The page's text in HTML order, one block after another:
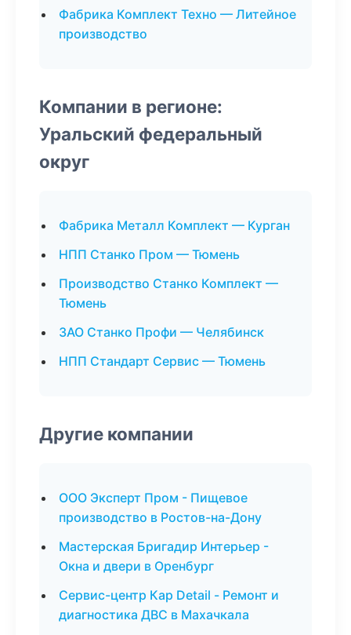
Фабрика Комплект Техно — Литейное
производство
Компании в регионе:
Уральский федеральный
округ
Фабрика Металл Комплект — Курган
НПП Станко Пром — Тюмень
Производство Станко Комплект —
Тюмень
ЗАО Станко Профи — Челябинск
НПП Стандарт Сервис — Тюмень
Другие компании
ООО Эксперт Пром - Пищевое
производство в Ростов-на-Дону
Мастерская Бригадир Интерьер -
Окна и двери в Оренбург
Сервис-центр Кар Detail - Ремонт и
диагностика ДВС в Махачкала